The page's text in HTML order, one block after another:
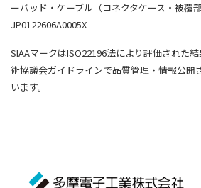
ーパッド・ケーブル（コネクタケース・被覆部
JP0122606A0005X
SIAAマークはISO22196法により評価された
術協議会ガイドラインで品質管理・情報公開
います。